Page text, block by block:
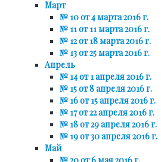
Март
№ 10 от 4 марта 2016 г.
№ 11 от 11 марта 2016 г.
№ 12 от 18 марта 2016 г.
№ 13 от 25 марта 2016 г.
Апрель
№ 14 от 1 апреля 2016 г.
№ 15 от 8 апреля 2016 г.
№ 16 от 15 апреля 2016 г.
№ 17 от 22 апреля 2016 г.
№ 18 от 29 апреля 2016 г.
№ 19 от 30 апреля 2016 г.
Май